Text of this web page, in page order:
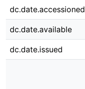
dc.date.accessioned
dc.date.available
dc.date.issued